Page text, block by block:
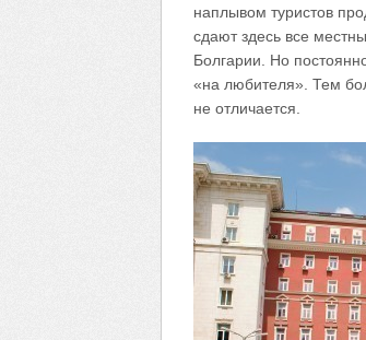
наплывом туристов
сдают здесь все
Болгарии. Но
«на любителя». Тем
не отличается.